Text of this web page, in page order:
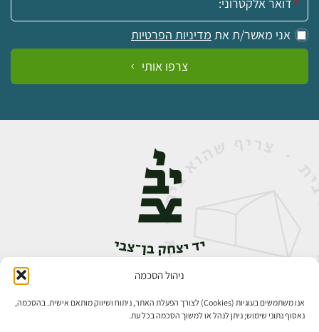
ניהול הסכמה
אנו משתמשים בעוגיות (Cookies) לצורך הפעלת האתר, ניתוח ושיווק מותאם אישית. בהסכמה,
נאסוף נתוני שימוש; ניתן לנהל או למשוך הסכמה בכל עת.
אני מאשר/ת את מדיניות הפרטיות
צרפו אותי
אבן גבירול 14, רחביה, ירושלים